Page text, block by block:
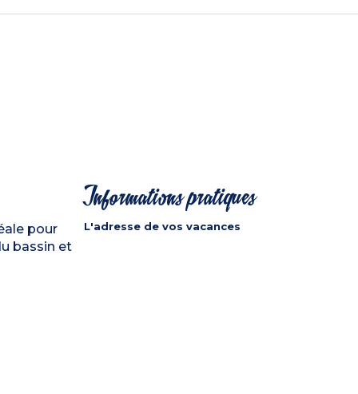
pour
bassin et
Informations pratiques
L'adresse de vos vacances